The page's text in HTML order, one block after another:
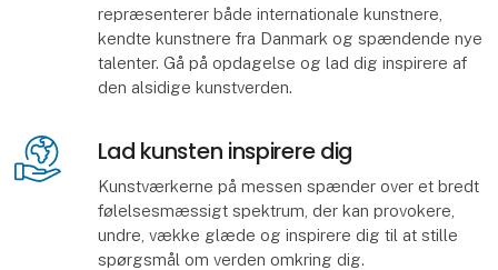
repræsenterer både internationale kunstnere,
kendte kunstnere fra Danmark og spændende nye
talenter. Gå på opdagelse og lad dig inspirere af
den alsidige kunstverden.
Lad kunsten inspirere dig
Kunstværkerne på messen spænder over et bredt
følelsesmæssigt spektrum, der kan provokere,
undre, vække glæde og inspirere dig til at stille
spørgsmål om verden omkring dig.